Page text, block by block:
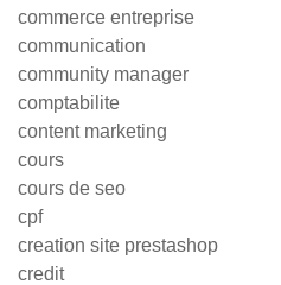
commerce entreprise
communication
community manager
comptabilite
content marketing
cours
cours de seo
cpf
creation site prestashop
credit